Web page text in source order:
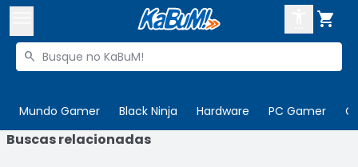

Buscar produtos

Mundo Gamer Black Ninja Hardware PC Gamer

Buscas relacionadas